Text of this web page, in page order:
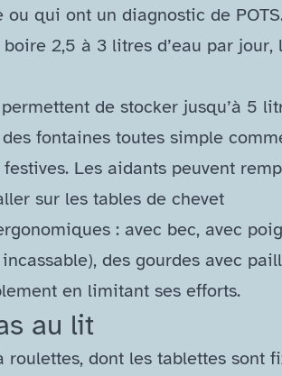
ou qui ont un diagnostic de
2,5 à 3 litres d’eau par jour,
de stocker jusqu’à 5
fontaines toutes simple
Les aidants peuvent
sur les tables de chevet
: avec bec, avec
des gourdes avec
en limitant ses efforts.
au lit
dont les tablettes sont